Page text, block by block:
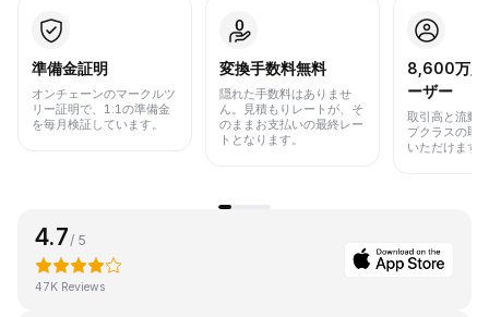
準備金証明
オンチェーンのマークルツ
リー証明で、1:1の準備金
を毎月検証しています。
変換手数料無料
隠れた手数料はありませ
ん。見積もりレートが、そ
のままお支払いの最終レー
トとなります。
8,600万人
ーザー
取引高と流動
プクラスの取
いただけます
4.7/ 5
47K Reviews